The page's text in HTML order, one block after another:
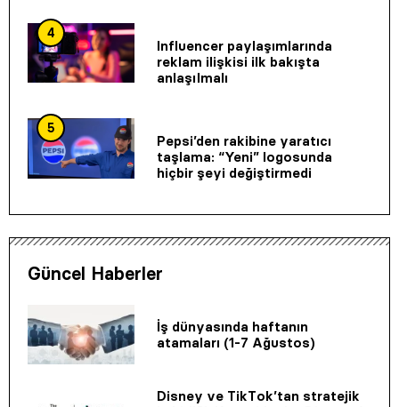
4
Influencer paylaşımlarında
reklam ilişkisi ilk bakışta
anlaşılmalı
5
Pepsi’den rakibine yaratıcı
taşlama: “Yeni” logosunda
hiçbir şeyi değiştirmedi
Güncel Haberler
İş dünyasında haftanın
atamaları (1-7 Ağustos)
Disney ve TikTok’tan stratejik